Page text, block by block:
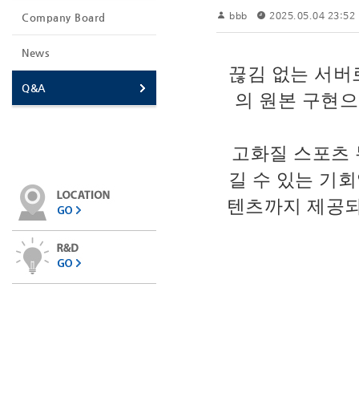
Company Board
News
Q&A
bbb 2025.05.04 23:52
끊김 없는 서버
의 원본 구현
고화질 스포츠
길 수 있는 기
텐츠까지 제공